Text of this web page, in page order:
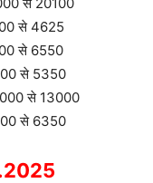
4625
6550
5350
से 13000
6350